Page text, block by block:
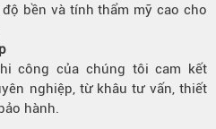
bền và tính thẩm mỹ cao cho
công của chúng tôi cam kết
nghiệp, từ khâu tư vấn, thiết
hành.